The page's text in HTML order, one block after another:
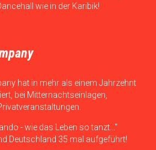
wie in der Karibik!
hat in mehr als einem Jahrzehnt
bei Mitternachtseinlagen,
- wie das Leben so tanzt..."
Deutschland 35 mal aufgeführt!